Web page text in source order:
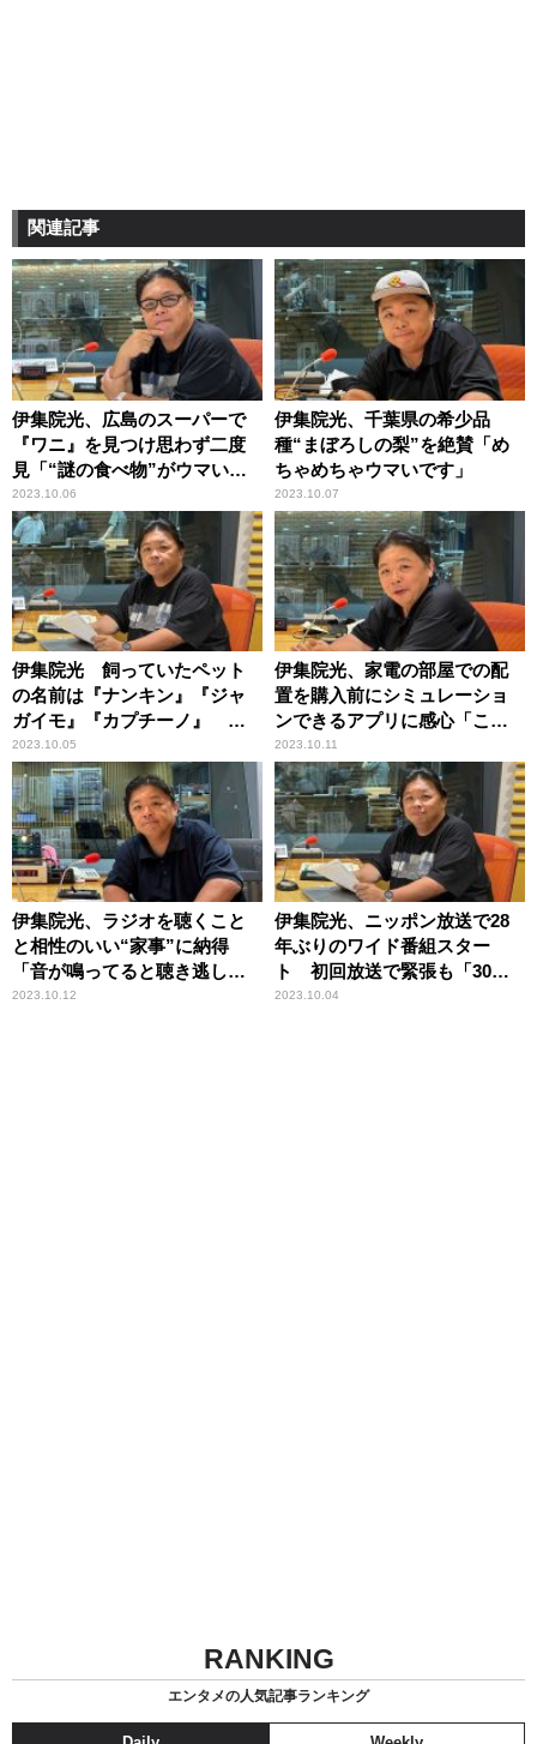
関連記事
伊集院光、広島のスーパーで
『ワニ』を見つけ思わず二度
見「“謎の食べ物”がウマいん
だよね」
2023.10.06
伊集院光、千葉県の希少品
種“まぼろしの梨”を絶賛「め
ちゃめちゃウマいです」
2023.10.07
伊集院光 飼っていたペット
の名前は『ナンキン』『ジャ
ガイモ』『カプチーノ』
「謎の組み合わせで飼ってま
した」
2023.10.05
伊集院光、家電の部屋での配
置を購入前にシミュレーショ
ンできるアプリに感心「これ
は大切かもね」
2023.10.11
伊集院光、ラジオを聴くこと
と相性のいい“家事”に納得
「音が鳴ってると聴き逃しち
ゃう」
2023.10.12
伊集院光、ニッポン放送で28
年ぶりのワイド番組スター
ト 初回放送で緊張も「30分
あっという間でした」
2023.10.04
RANKING
エンタメの人気記事ランキング